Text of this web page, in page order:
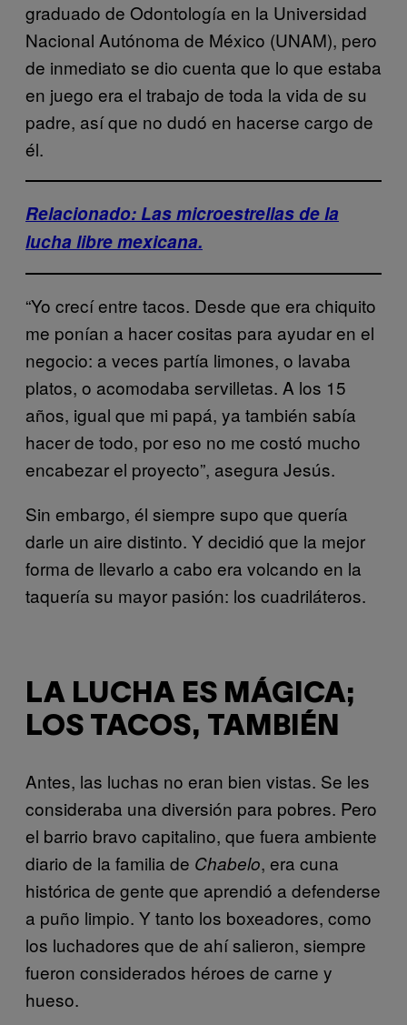
graduado de Odontología en la Universidad
Nacional Autónoma de México (UNAM), pero
de inmediato se dio cuenta que lo que estaba
en juego era el trabajo de toda la vida de su
padre, así que no dudó en hacerse cargo de
él.
Relacionado: Las microestrellas de la
lucha libre mexicana.
“Yo crecí entre tacos. Desde que era chiquito
me ponían a hacer cositas para ayudar en el
negocio: a veces partía limones, o lavaba
platos, o acomodaba servilletas. A los 15
años, igual que mi papá, ya también sabía
hacer de todo, por eso no me costó mucho
encabezar el proyecto”, asegura Jesús.
Sin embargo, él siempre supo que quería
darle un aire distinto. Y decidió que la mejor
forma de llevarlo a cabo era volcando en la
taquería su mayor pasión: los cuadriláteros.
LA LUCHA ES MÁGICA;
LOS TACOS, TAMBIÉN
Antes, las luchas no eran bien vistas. Se les
consideraba una diversión para pobres. Pero
el barrio bravo capitalino, que fuera ambiente
diario de la familia de Chabelo, era cuna
histórica de gente que aprendió a defenderse
a puño limpio. Y tanto los boxeadores, como
los luchadores que de ahí salieron, siempre
fueron considerados héroes de carne y
hueso.